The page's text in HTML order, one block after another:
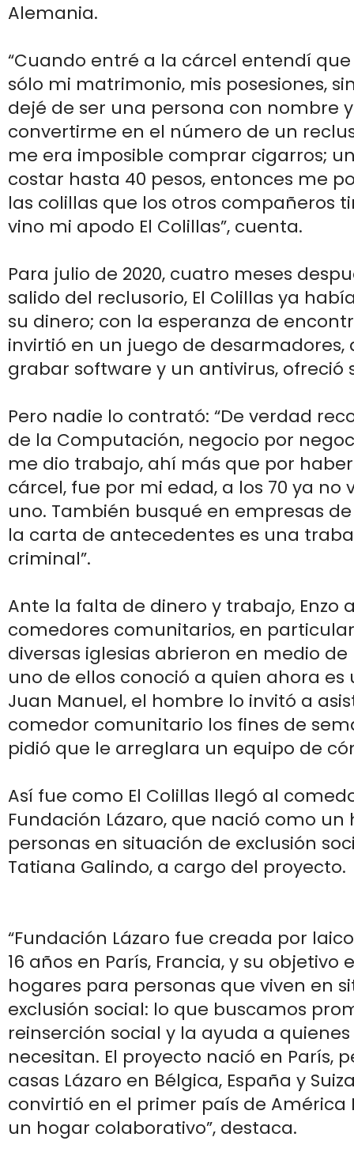
Alemania.
“Cuando entré a la cárcel entendí
sólo mi matrimonio, mis posesiones,
dejé de ser una persona con nombre
convertirme en el número de un
me era imposible comprar cigarros;
costar hasta 40 pesos, entonces me
las colillas que los otros compañeros
vino mi apodo El Colillas”, cuenta.
Para julio de 2020, cuatro meses
salido del reclusorio, El Colillas ya
su dinero; con la esperanza de
invirtió en un juego de desarmadores,
grabar software y un antivirus, ofreció
Pero nadie lo contrató: “De verdad
de la Computación, negocio por
me dio trabajo, ahí más que por
cárcel, fue por mi edad, a los 70 ya no
uno. También busqué en empresas
la carta de antecedentes es una
criminal”.
Ante la falta de dinero y trabajo, Enzo
comedores comunitarios, en
diversas iglesias abrieron en medio
uno de ellos conoció a quien ahora
Juan Manuel, el hombre lo invitó a
comedor comunitario los fines de
pidió que le arreglara un equipo de
Así fue como El Colillas llegó al
Fundación Lázaro, que nació como
personas en situación de exclusión
Tatiana Galindo, a cargo del proyecto.
“Fundación Lázaro fue creada por
16 años en París, Francia, y su objetivo
hogares para personas que viven en
exclusión social: lo que buscamos
reinserción social y la ayuda a
necesitan. El proyecto nació en París,
casas Lázaro en Bélgica, España y
convirtió en el primer país de América
un hogar colaborativo”, destaca.